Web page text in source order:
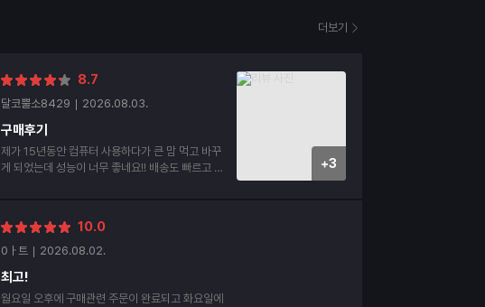
더보기
8.7
달코뿔소8429 2026.08.03.
구매후기
제가 15년동안 컴퓨터 사용하다가 큰 맘 먹고 바꾸
게 되었는데 성능이 너무 좋네요!! 배송도 빠르고 내
+3
10.0
0ㅏ트 2026.08.02.
최고!
월요일 오후에 구매관련 주문이 완료되고 화요일에